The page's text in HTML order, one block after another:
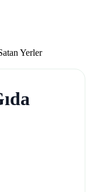
Yerler